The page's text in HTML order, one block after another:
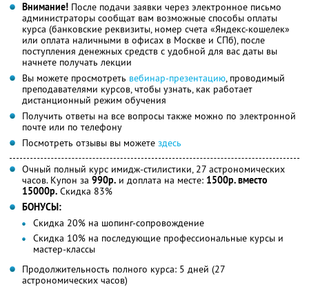
Внимание! После подачи заявки через электронное письмо
администраторы сообщат вам возможные способы оплаты
курса (банковские реквизиты, номер счета «Яндекс-кошелек»
или оплата наличными в офисах в Москве и СПб), после
поступления денежных средств с удобной для вас даты вы
начнете получать лекции
Вы можете просмотреть вебинар-презентацию, проводимый
преподавателями курсов, чтобы узнать, как работает
дистанционный режим обучения
Получить ответы на все вопросы также можно по электронной
почте или по телефону
Посмотреть отзывы вы можете здесь
Очный полный курс имидж-стилистики, 27 астрономических
часов. Купон за 990р. и доплата на месте: 1500р. вместо
15000р. Скидка 83%
БОНУСЫ:
Скидка 20% на шопинг-сопровождение
Скидка 10% на последующие профессиональные курсы и
мастер-классы
Продолжительность полного курса: 5 дней (27
астрономических часов)